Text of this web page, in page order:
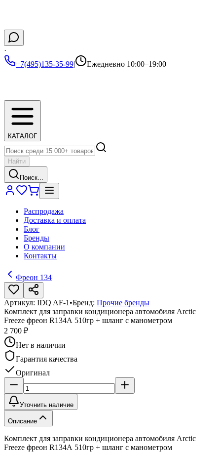
·
+7(495)135-35-99| Ежедневно 10:00–19:00
КАТАЛОГ
Найти
Поиск...
Распродажа
Доставка и оплата
Блог
Бренды
О компании
Контакты
Фреон 134
Артикул: IDQ AF-1 •Бренд: Прочие бренды
Комплект для заправки кондиционера автомобиля Arctic
Freeze фреон R134А 510гр + шланг с манометром
2 700 ₽
Нет в наличии
Гарантия качества
Оригинал
Уточнить наличие
Описание
Комплект для заправки кондиционера автомобиля Arctic
Freeze фреон R134А 510гр + шланг с манометром